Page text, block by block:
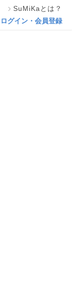
SuMiKaとは？
ログイン・会員登録